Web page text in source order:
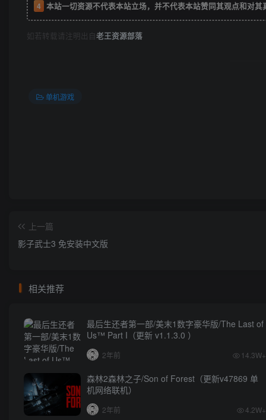
4 本站一切资源不代表本站立场，并不代表本站赞同其观点和对其
如若转载请注明出自老王资源部落
单机游戏
上一篇
影子武士3 免安装中文版
相关推荐
最后生还者第一部/美末1数字豪华版/The Last of
Us™ Part I（更新 v1.1.3.0 ）
2年前 14.3W+
森林2森林之子/Son of Forest（更新v47869 单
机网络联机）
2年前 4.2W+